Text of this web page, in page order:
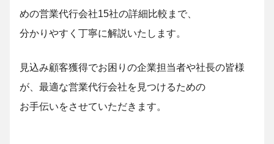
めの営業代行会社15社の詳細比較まで、
分かりやすく丁寧に解説いたします。
見込み顧客獲得でお困りの企業担当者や社長の皆様
が、最適な営業代行会社を見つけるための
お手伝いをさせていただきます。